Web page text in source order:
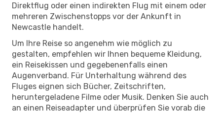
Direktflug oder einen indirekten Flug mit einem oder
mehreren Zwischenstopps vor der Ankunft in
Newcastle handelt.
Um Ihre Reise so angenehm wie möglich zu
gestalten, empfehlen wir Ihnen bequeme Kleidung,
ein Reisekissen und gegebenenfalls einen
Augenverband. Für Unterhaltung während des
Fluges eignen sich Bücher, Zeitschriften,
heruntergeladene Filme oder Musik. Denken Sie auch
an einen Reiseadapter und überprüfen Sie vorab die